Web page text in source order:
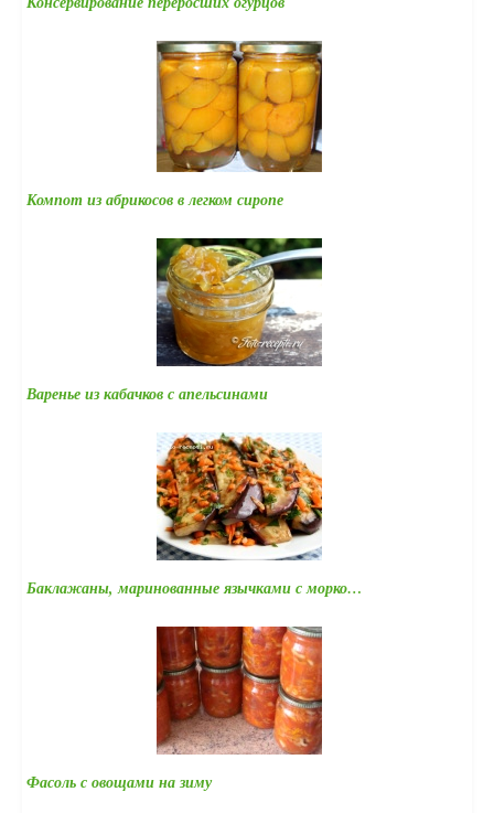
Компот из абрикосов в легком сиропе
Варенье из кабачков с апельсинами
Баклажаны, маринованные язычками с морко…
Фасоль с овощами на зиму